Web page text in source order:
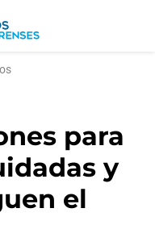
para
y
el